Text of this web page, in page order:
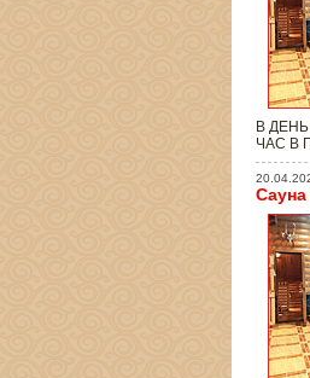
В
ЧАС В
Сауна